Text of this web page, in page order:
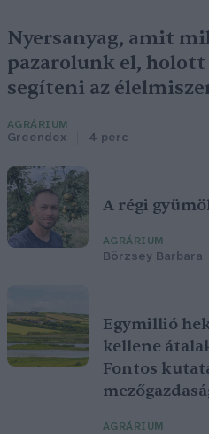
Nyersanyag, amit
pazarolunk el,
segíteni az
AGRÁRIUM
Greendex 4 perc
A régi
AGRÁRIUM
Börzsey Barbara
Egymillió
kellene
Fontos
AGRÁRIUM